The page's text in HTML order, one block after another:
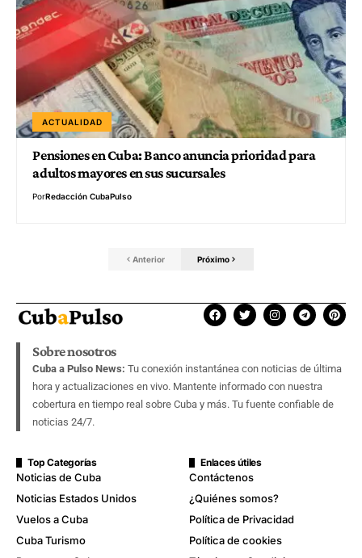
ACTUALIDAD
Pensiones en Cuba: Banco anuncia prioridad para
adultos mayores en sus sucursales
PorRedacción CubaPulso
Anterior Próximo
Sobre nosotros
Cuba a Pulso News: Tu conexión instantánea con noticias de última
hora y actualizaciones en vivo. Mantente informado con nuestra
cobertura en tiempo real sobre Cuba y más. Tu fuente confiable de
noticias 24/7.
Top Categorías
Noticias de Cuba
Noticias Estados Unidos
Vuelos a Cuba
Cuba Turismo
Enlaces útiles
Contáctenos
¿Quiénes somos?
Política de Privacidad
Política de cookies